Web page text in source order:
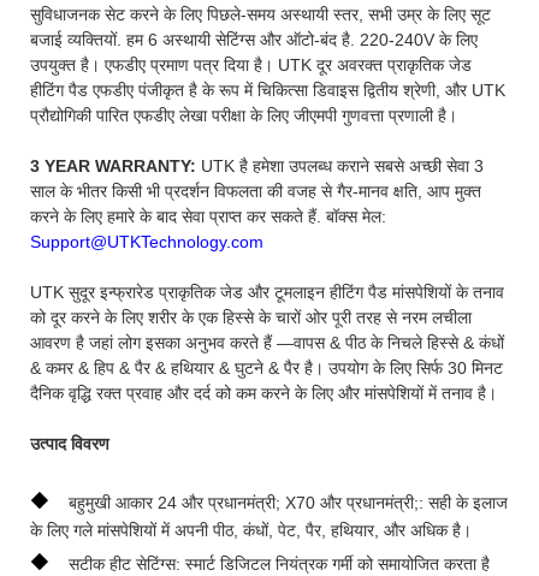
सुविधाजनक सेट करने के लिए पिछले-समय अस्थायी स्तर, सभी उम्र के लिए सूट
बजाई व्यक्तियों. हम 6 अस्थायी सेटिंग्स और ऑटो-बंद है. 220-240V के लिए
उपयुक्त है। एफडीए प्रमाण पत्र दिया है। UTK दूर अवरक्त प्राकृतिक जेड
हीटिंग पैड एफडीए पंजीकृत है के रूप में चिकित्सा डिवाइस द्वितीय श्रेणी, और UTK
प्रौद्योगिकी पारित एफडीए लेखा परीक्षा के लिए जीएमपी गुणवत्ता प्रणाली है।
3 YEAR WARRANTY: UTK है हमेशा उपलब्ध कराने सबसे अच्छी सेवा 3
साल के भीतर किसी भी प्रदर्शन विफलता की वजह से गैर-मानव क्षति, आप मुक्त
करने के लिए हमारे के बाद सेवा प्राप्त कर सकते हैं. बॉक्स मेल:
Support@UTKTechnology.com
UTK सुदूर इन्फ्रारेड प्राकृतिक जेड और टूमलाइन हीटिंग पैड मांसपेशियों के तनाव
को दूर करने के लिए शरीर के एक हिस्से के चारों ओर पूरी तरह से नरम लचीला
आवरण है जहां लोग इसका अनुभव करते हैं —वापस & पीठ के निचले हिस्से & कंधों
& कमर & हिप & पैर & हथियार & घुटने & पैर है। उपयोग के लिए सिर्फ 30 मिनट
दैनिक वृद्धि रक्त प्रवाह और दर्द को कम करने के लिए और मांसपेशियों में तनाव है।
उत्पाद विवरण
◆
बहुमुखी आकार 24 और प्रधानमंत्री; X70 और प्रधानमंत्री;: सही के इलाज
के लिए गले मांसपेशियों में अपनी पीठ, कंधों, पेट, पैर, हथियार, और अधिक है।
◆
सटीक हीट सेटिंग्स: स्मार्ट डिजिटल नियंत्रक गर्मी को समायोजित करता है